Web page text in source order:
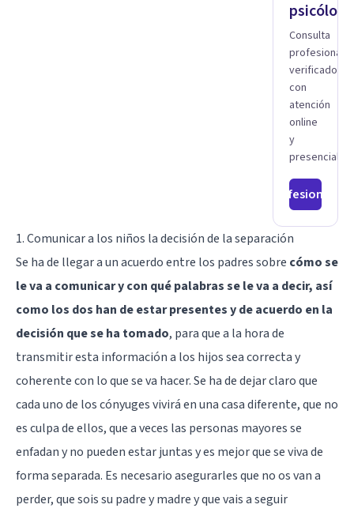
profesional
he
acompañado
a
muchas
Familias
y
Parejas
con
distintas
como
el
del
Autoestima,
Gestión
de la
Ira,
en la
Crianza,
Celos,
entre
Cuento
con
12 años
de
ansiedad,
depresión
y otros
emocionales,
estamos
dedicados
a
ofrecerte
el
mejor
tratamiento
para
mejorar
tu salud
mental.
En
nuestro
consultorio,
variedad
de
terapias
y
tratamientos
diseñados
para
satisfacer
Consulta
verificados
con
atención
online
y
presencial.
Ver profesionales
1. Comunicar a los niños la decisión de la separación
Se ha de llegar a un acuerdo entre los padres sobre cómo se
le va a comunicar y con qué palabras se le va a decir, así
como los dos han de estar presentes y de acuerdo en la
decisión que se ha tomado, para que a la hora de
transmitir esta información a los hijos sea correcta y
coherente con lo que se va hacer. Se ha de dejar claro que
cada uno de los cónyuges vivirá en una casa diferente, que no
es culpa de ellos, que a veces las personas mayores se
enfadan y no pueden estar juntas y es mejor que se viva de
forma separada. Es necesario asegurarles que no os van a
perder, que sois su padre y madre y que vais a seguir